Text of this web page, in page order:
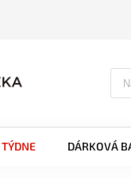
DÁRKOVÁ